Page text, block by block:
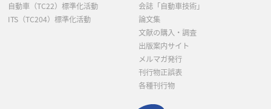
自動車（TC22）標準化活動
ITS（TC204）標準化活動
会誌「自動車技術」
論文集
文献の購入・調査
出版案内サイト
メルマガ発行
刊行物正誤表
各種刊行物